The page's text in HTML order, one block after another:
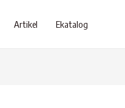
Artikel Ekatalog